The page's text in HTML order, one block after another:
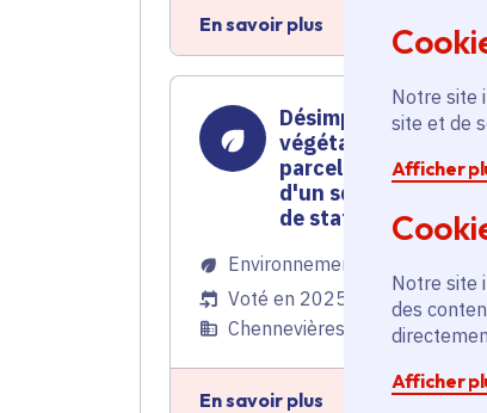
Notre site
site et de
Afficher
Notre site
des
Afficher
En savoir plus
végétalisation d'une
parcelle avec
d'un square et de
de stationnement
Environnement
Voté en 2025
Chennevières-sur-Marne (94)
En savoir plus